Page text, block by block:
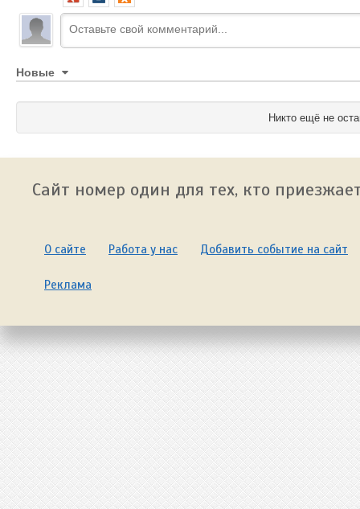
Новые
Никто ещё не
Сайт номер один для тех, кто
О сайте Работа у нас Добавить событие на сайт
Реклама